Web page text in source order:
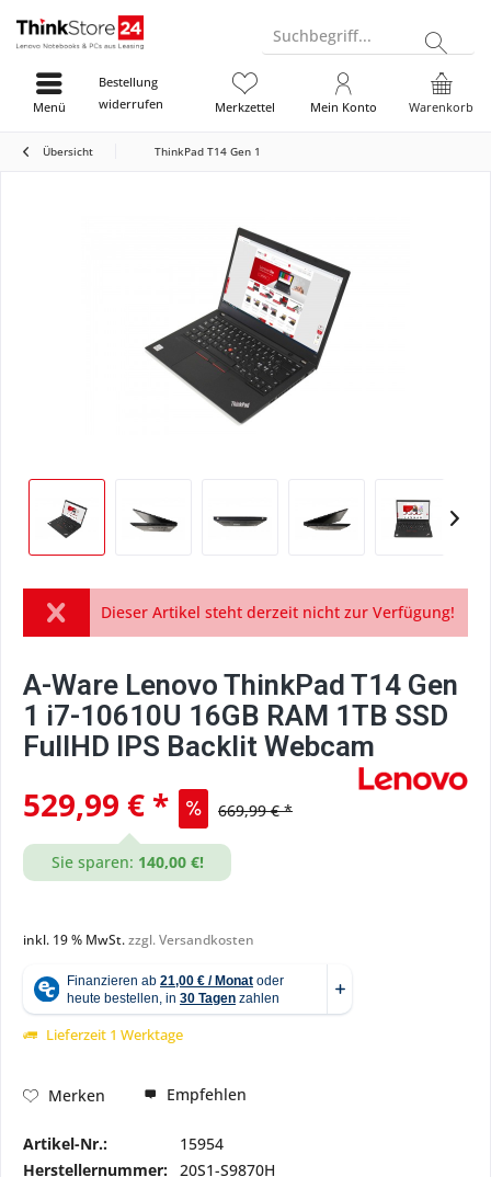
Suchbegriff...
Bestellung
widerrufen
Warenkorb
Merkzettel Mein Konto
Menü
Übersicht ThinkPad T14 Gen 1
Dieser Artikel steht derzeit nicht zur Verfügung!
A-Ware Lenovo ThinkPad T14 Gen
1 i7-10610U 16GB RAM 1TB SSD
FullHD IPS Backlit Webcam
529,99 € * 669,99 € *
Sie sparen: 140,00 €!
inkl. 19 % MwSt.zzgl. Versandkosten
Lieferzeit 1 Werktage
Merken Empfehlen
Artikel-Nr.:
15954
Herstellernummer: 20S1-S9870H